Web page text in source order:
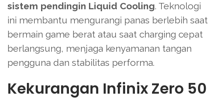
sistem pendingin Liquid Cooling. Teknologi
ini membantu mengurangi panas berlebih saat
bermain game berat atau saat charging cepat
berlangsung, menjaga kenyamanan tangan
pengguna dan stabilitas performa.
Kekurangan Infinix Zero 50